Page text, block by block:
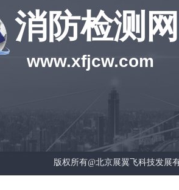
版权所有@北京展翼飞科技发
消防检测网
www.xfjcw.com